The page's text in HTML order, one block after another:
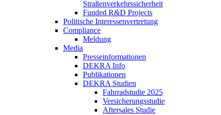
Straßenverkehrssicherheit
Funded R&D Projects
Politische Interessenvertretung
Compliance
Meldung
Media
Presseinformationen
DEKRA Info
Publikationen
DEKRA Studien
Fahrradstudie 2025
Versicherungsstudie
Aftersales Studie